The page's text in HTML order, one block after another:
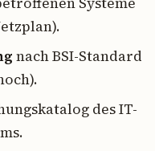
nach BSI-Standard
des IT-